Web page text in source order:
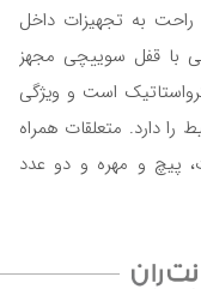
به تجهیزات داخل
با قفل سوییچی مجهز
است و ویژگی
دارد. متعلقات همراه
عدد پاورماژول 3 پورت، پیچ و مهره و دو عدد